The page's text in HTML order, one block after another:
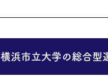
横浜市立大学の総合型